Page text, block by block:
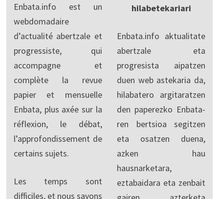
Enbata.info est un
webdomadaire
d’actualité abertzale et
progressiste, qui
accompagne et
complète la revue
papier et mensuelle
Enbata, plus axée sur la
réflexion, le débat,
l’approfondissement de
certains sujets.
Les temps sont
difficiles, et nous savons
hilabetekariari
Enbata.info aktualitate
abertzale eta
progresista aipatzen
duen web astekaria da,
hilabatero argitaratzen
den paperezko Enbata-
ren bertsioa segitzen
eta osatzen duena,
azken hau
hausnarketara,
eztabaidara eta zenbait